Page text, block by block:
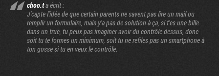
choo.ta écrit :
J'capte l'idée de que certain parents ne savent pas lire un mail ou
remplir un formulaire, mais y'a pas de solution à ça, si t'es une bille
dans un truc, tu peux pas imaginer avoir du contrôle dessus, donc
soit tu te formes un minimum, soit tu ne refiles pas un smartphone à
ton gosse si tu en veux le contrôle.